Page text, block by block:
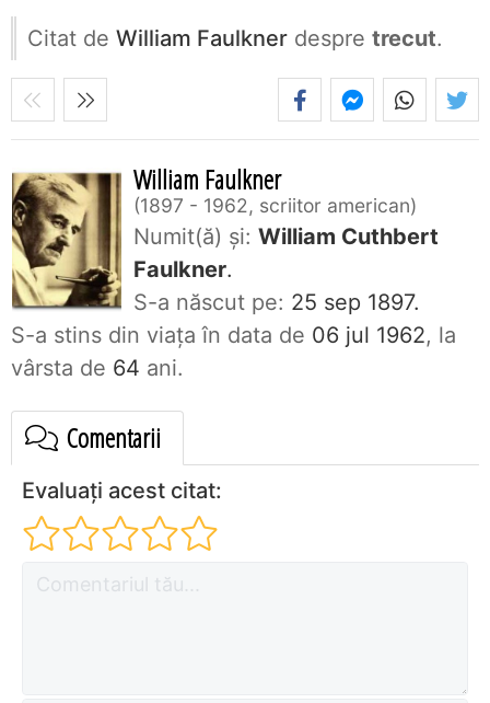
Citat de William Faulkner despre trecut.
William Faulkner
1897 - 1962, scriitor american
Numit(ă) și: William Cuthbert
Faulkner.
S-a născut pe: 25 sep 1897.
S-a stins din viaţa în data de 06 jul 1962, la
vârsta de 64 ani.
Comentarii
Evaluați acest citat: